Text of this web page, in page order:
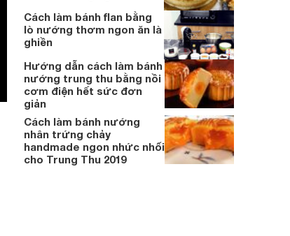
Cách làm bánh flan bằng
lò nướng thơm ngon ăn là
ghiền
Hướng dẫn cách làm bánh
nướng trung thu bằng nồi
cơm điện hết sức đơn
giản
Cách làm bánh nướng
nhân trứng chảy
handmade ngon nhức nhối
cho Trung Thu 2019